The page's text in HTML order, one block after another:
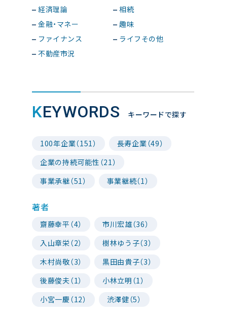
経済理論
金融・マネー
ファイナンス
不動産市況
相続
趣味
ライフその他
KEYWORDS キーワードで探す
100年企業（151）
長寿企業（49）
企業の持続可能性（21）
事業承継（51）
事業継続（1）
著者
齋藤幸平（4）
市川宏雄（36）
入山章栄（2）
樹林ゆう子（3）
木村尚敬（3）
黒田由貴子（3）
後藤俊夫（1）
小林立明（1）
小宮一慶（12）
渋澤健（5）